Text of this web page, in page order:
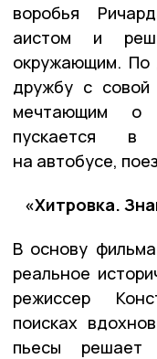
воробья
аистом и
окружающим. По
дружбу с совой
мечтающим о
пускается в
на автобусе,
«Хитровка.
В основу
реальное
режиссер
поисках
пьесы решает